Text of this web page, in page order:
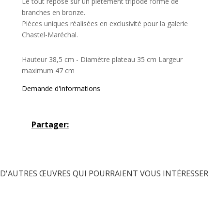
branches en bronze.
Pièces uniques réalisées en exclusivité pour la galerie
Chastel-Maréchal.
Hauteur 38,5 cm - Diamètre plateau 35 cm Largeur
maximum 47 cm
Demande d'informations
Partager:
D'AUTRES ŒUVRES QUI POURRAIENT VOUS INTÉRESSER